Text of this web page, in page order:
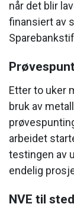
når det blir
finansiert av
Etter to uker
bruk av
arbeidet
testingen av
endelig
NVE til